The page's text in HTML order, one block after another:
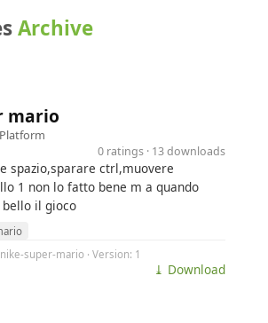
Archive
mario
Platform
0 ratings · 13 downloads
spazio,sparare ctrl,muovere
1 non lo fatto bene m a quando
il gioco
super-mario · Version: 1
⤓ Download